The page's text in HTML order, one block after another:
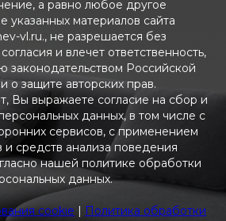
а равно любое другое
указанных материалов сайта
vl.ru., не разрешается без
и влечет ответственность,
законодательством Российской
о защите авторских прав.
Вы выражаете согласие на сбор и
данных, в том числе с
сервисов, с применением
средств анализа поведения
нашей политике обработки
данных.
cookie | Политика обработки